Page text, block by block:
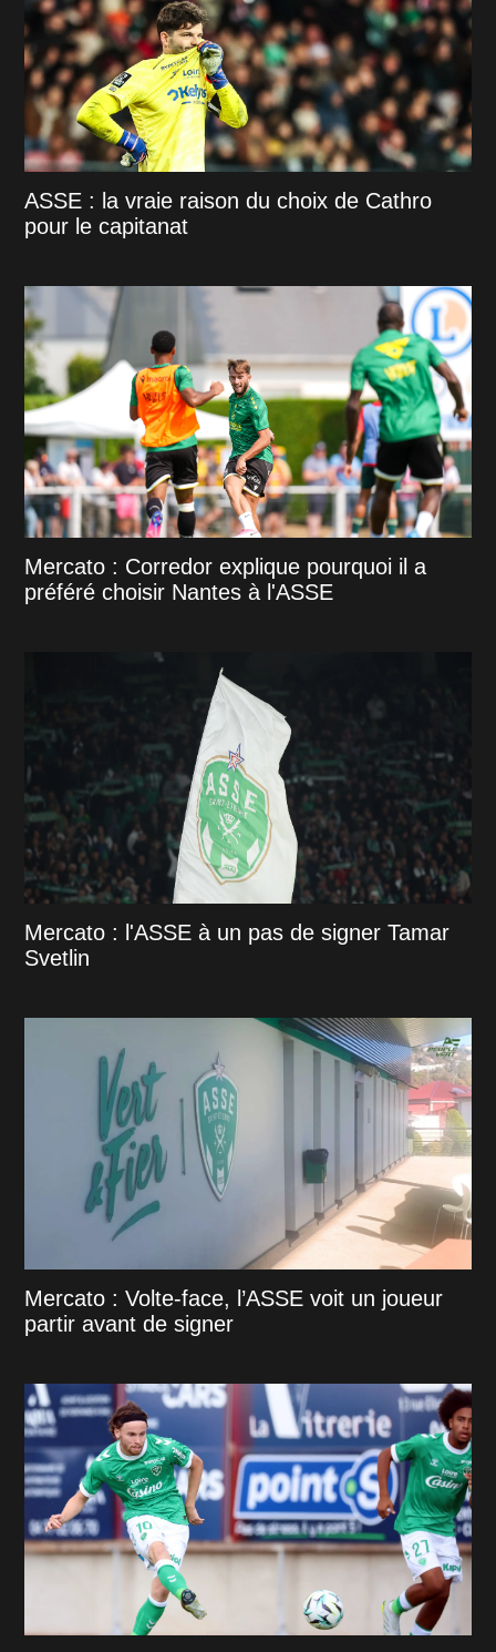
ASSE : la vraie raison du choix de Cathro
pour le capitanat
Mercato : Corredor explique pourquoi il a
préféré choisir Nantes à l'ASSE
Mercato : l'ASSE à un pas de signer Tamar
Svetlin
Mercato : Volte-face, l’ASSE voit un joueur
partir avant de signer